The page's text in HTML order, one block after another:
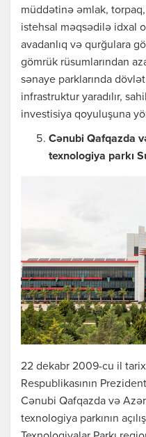
müddətinə əmlak,
istehsal məqsədilə idxal
avadanlıq və qurğulara
gömrük rüsumlarından
sənaye parklarında
infrastruktur yaradılır,
investisiya qoyuluşuna
Cənubi Qafqazda
texnologiya parkı
22 dekabr 2009-cu il
Respublikasının
Cənubi Qafqazda və
texnologiya parkının